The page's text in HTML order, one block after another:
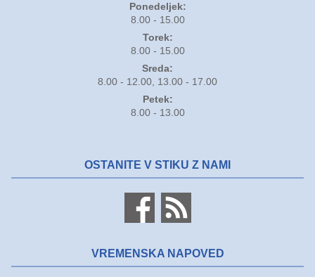
Ponedeljek:
8.00 - 15.00
Torek:
8.00 - 15.00
Sreda:
8.00 - 12.00, 13.00 - 17.00
Petek:
8.00 - 13.00
OSTANITE V STIKU Z NAMI
VREMENSKA NAPOVED